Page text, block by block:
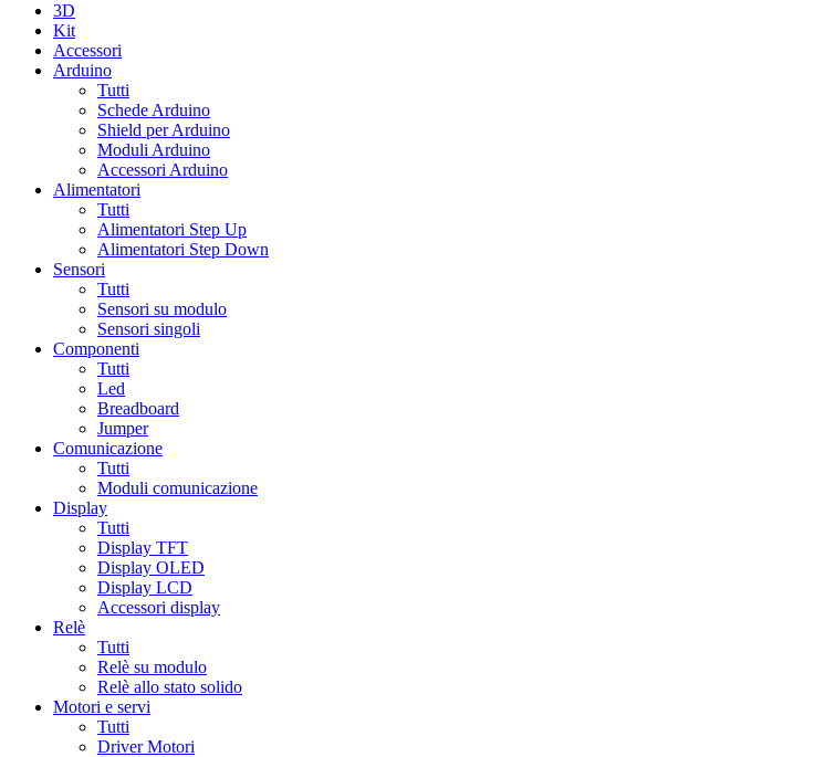
3D
Kit
Accessori
Arduino
Tutti
Schede Arduino
Shield per Arduino
Moduli Arduino
Accessori Arduino
Alimentatori
Tutti
Alimentatori Step Up
Alimentatori Step Down
Sensori
Tutti
Sensori su modulo
Sensori singoli
Componenti
Tutti
Led
Breadboard
Jumper
Comunicazione
Tutti
Moduli comunicazione
Display
Tutti
Display TFT
Display OLED
Display LCD
Accessori display
Relè
Tutti
Relè su modulo
Relè allo stato solido
Motori e servi
Tutti
Driver Motori